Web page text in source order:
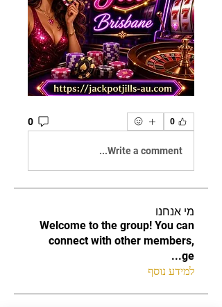
0
0
Write a comment...
מי אנחנו
Welcome to the group! You can
connect with other members,
ge
...
למידע נוסף